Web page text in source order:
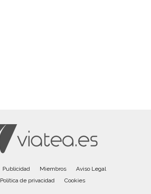
Publicidad Miembros
Aviso Legal
Política de privacidad
Cookies